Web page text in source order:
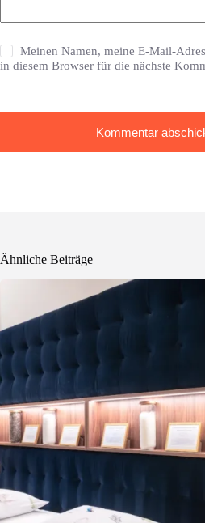
Meinen Namen, meine E-Mail-
in diesem Browser für die nächste
Kommentar
Ähnliche Beiträge